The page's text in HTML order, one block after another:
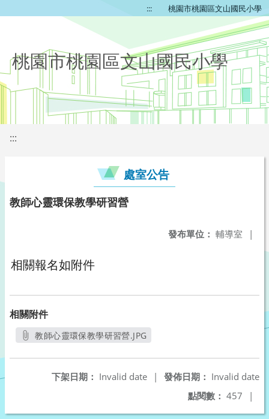
::: 桃園市桃園區文山國民小學
桃園市桃園區文山國民小學
:::
處室公告
教師心靈環保教學研習營
發布單位： 輔導室 |
相關報名如附件
相關附件
教師心靈環保教學研習營.JPG
發佈日期： Invalid date
下架日期： Invalid date
|
點閱數： 457 |